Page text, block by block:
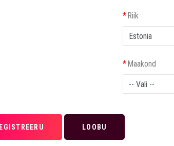
*Riik
*Maakond
LOOBU